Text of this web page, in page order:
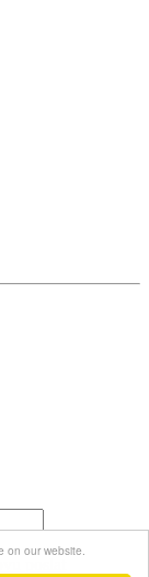
on our website.